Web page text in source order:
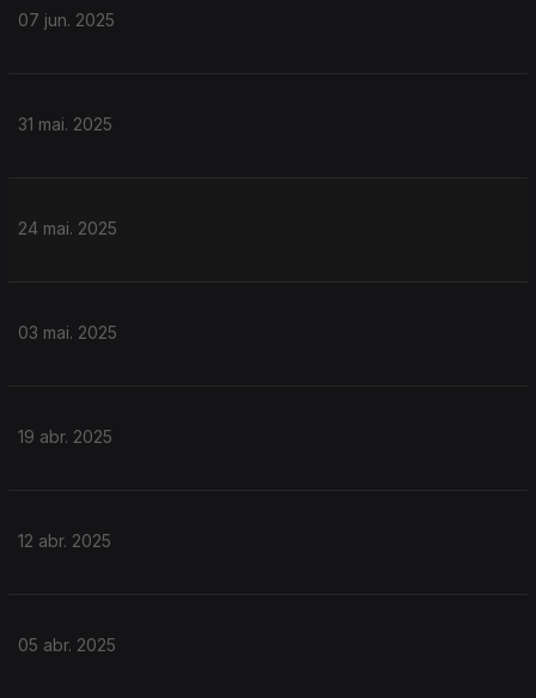
07 jun. 2025
31 mai. 2025
24 mai. 2025
03 mai. 2025
19 abr. 2025
12 abr. 2025
05 abr. 2025